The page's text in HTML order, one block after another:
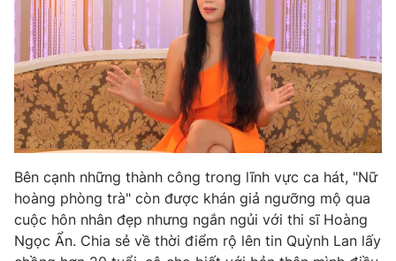
Thị trường 24h Tấm lòng Việt
VTV4 Vươn mình bằng AI
VTV9 VTV8
Liên hệ tòa soạn English
Bên cạnh những thành công trong lĩnh vực ca hát, "Nữ
hoàng phòng trà" còn được khán giả ngưỡng mộ qua
cuộc hôn nhân đẹp nhưng ngắn ngủi với thi sĩ Hoàng
Ngọc Ẩn. Chia sẻ về thời điểm rộ lên tin Quỳnh Lan lấy